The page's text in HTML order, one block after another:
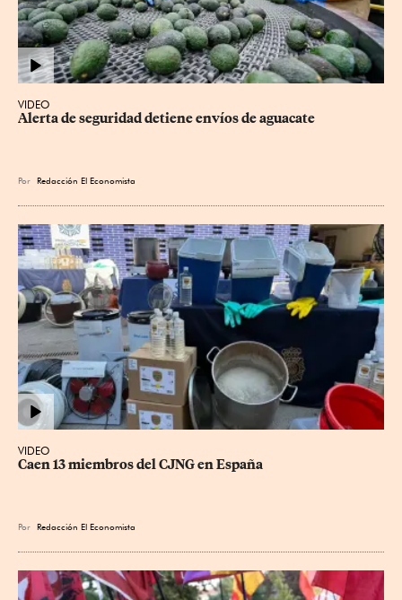
VIDEO
Alerta de seguridad detiene envíos de aguacate
Por Redacción El Economista
VIDEO
Caen 13 miembros del CJNG en España
Por Redacción El Economista